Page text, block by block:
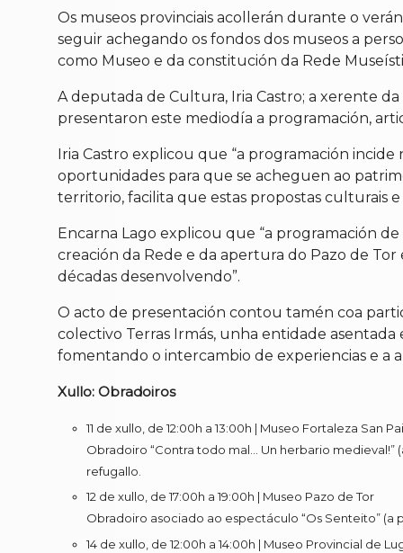
Os museos provinciais acollerán durante o
seguir achegando os fondos dos museos a
como Museo e da constitución da Rede
A deputada de Cultura, Iria Castro; a xerente
presentaron este mediodía a programación,
Iria Castro explicou que “a programación
oportunidades para que se acheguen ao
territorio, facilita que estas propostas culturais
Encarna Lago explicou que “a programación
creación da Rede e da apertura do Pazo de
décadas desenvolvendo”.
O acto de presentación contou tamén coa
colectivo Terras Irmás, unha entidade
fomentando o intercambio de experiencias e
Xullo: Obradoiros
11 de xullo, de 12:00h a 13:00h | Museo Fortaleza San
Obradoiro “Contra todo mal… Un herbario
refugallo.
12 de xullo, de 17:00h a 19:00h | Museo Pazo de Tor
Obradoiro asociado ao espectáculo “Os Senteito” (a
14 de xullo, de 12:00h a 14:00h | Museo Provincial de